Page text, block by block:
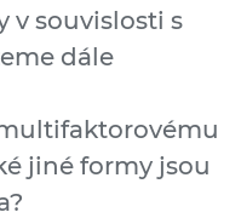
v souvislosti s
dále
jiné formy jsou